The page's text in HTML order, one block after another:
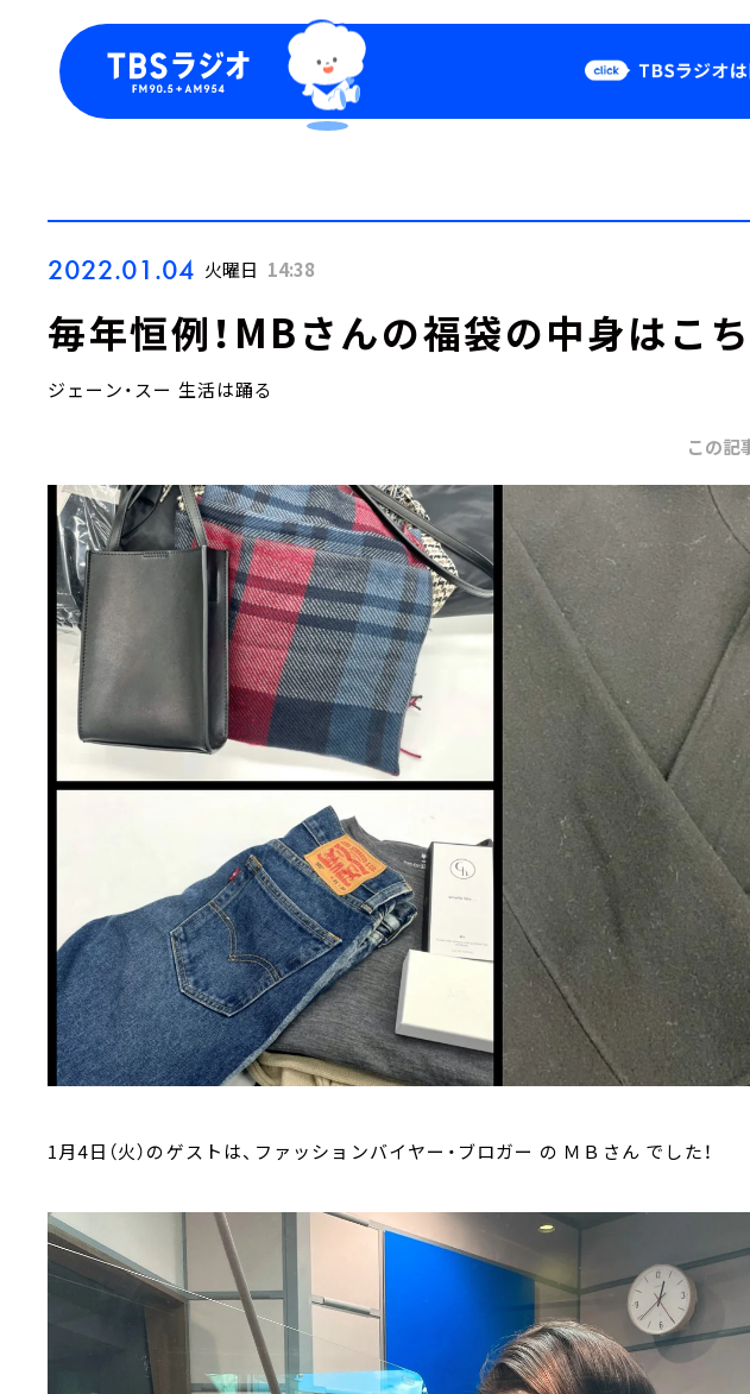
Podcast
2022.01.04 火曜日 14:38
毎年恒例！MBさんの福袋の中身はこち
ジェーン・スー 生活は踊る
この記
1月4日（火）のゲストは、ファッションバイヤー・ブロガー の ＭＢさん でした！